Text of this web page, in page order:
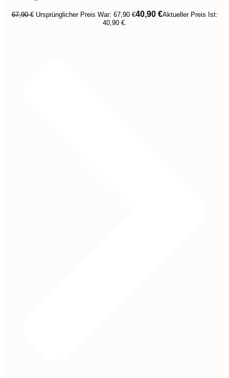
67,90€ Ursprünglicher Preis War: 67,90 €40,90 €Aktueller Preis Ist:
40,90 €.